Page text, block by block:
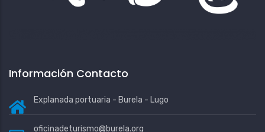
Información Contacto
Explanada portuaria - Burela - Lugo
oficinadeturismo@burela.org